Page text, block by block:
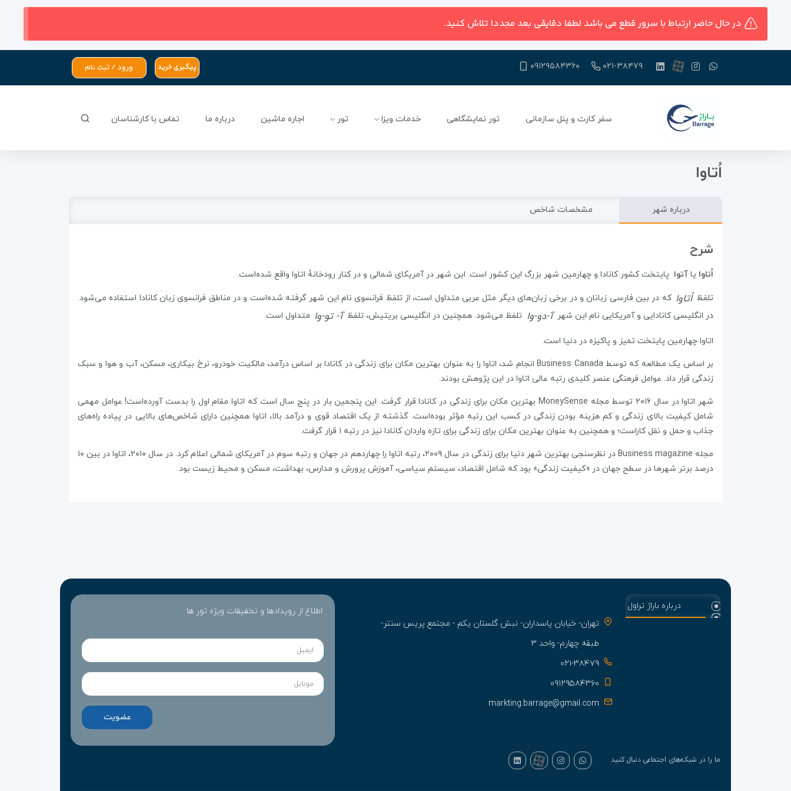
در حال حاضر ارتباط با سرور قطع می باشد لطفا دقایقی بعد مجددا تلاش کنید.
۰۲۱-۳۸۴۷۹ ۰۹۱۲۹۵۸۴۳۶۰ پیگیری خرید ورود / ثبت نام
سفر کارت و پنل سازمانی تور نمایشگاهی خدمات ویزا تور اجاره ماشین درباره ما تماس با کارشناسان
اُتاوا
درباره شهر مشخصات شاخص
شرح
اُتاوا یا آتوا پایتخت کشور کانادا و چهارمین شهر بزرگ این کشور است. این شهر در آمریکای شمالی و در کنار رودخانهٔ اتاوا واقع شده‌است.
تلفظ اُتاوا که در بین فارسی زبانان و در برخی زبان‌های دیگر مثل عربی متداول است، از تلفظ فرانسوی نام این شهر گرفته شده‌است و در مناطق فرانسوی زبان کانادا استفاده می‌شود.
در انگلیسی کانادایی و آمریکایی نام این شهر آ-دو-وا تلفظ می‌شود. همچنین در انگلیسی بریتیش، تلفظ آ- تو-وا متداول است.
اتاوا چهارمین پایتخت تمیز و پاکیزه در دنیا است.
بر اساس یک مطالعه که توسط Business Canada انجام شد، اتاوا را به عنوان بهترین مکان برای زندگی در کانادا بر اساس درآمد، مالکیت خودرو، نرخ بیکاری، مسکن، آب و هوا و سبک
زندگی قرار داد. عوامل فرهنگی عنصر کلیدی رتبه عالی اتاوا در این پژوهش بودند.
شهر اتاوا در سال ۲۰۱۶ توسط مجله MoneySense بهترین مکان برای زندگی در کانادا قرار گرفت. این پنجمین بار در پنج سال است که اتاوا مقام اول را بدست آورده‌است! عوامل مهمی
شامل کیفیت بالای زندگی و کم هزینه بودن زندگی در کسب این رتبه مؤثر بوده‌است. گذشته از یک اقتصاد قوی و درآمد بالا، اتاوا همچنین دارای شاخص‌های بالایی در پیاده راه‌های
جذاب و حمل و نقل کاراست؛ و همچنین به عنوان بهترین مکان برای زندگی برای تازه واردان کانادا نیز در رتبه ۱ قرار گرفت.
مجله Business magazine در نظرسنجی بهترین شهر دنیا برای زندگی در سال ۲۰۰۹، رتبه اتاوا را چهاردهم در جهان و رتبه سوم در آمریکای شمالی اعلام کرد. در سال ۲۰۱۰، اتاوا در بین ۱۰
درصد برتر شهرها در سطح جهان در «کیفیت زندگی» بود که شامل اقتصاد، سیستم سیاسی، آموزش پرورش و مدارس، بهداشت، مسکن و محیط زیست بود.
درباره باراژ تراول
تهران- خیابان پاسداران- نبش گلستان یکم - مجتمع پریس سنتر-
طبقه چهارم- واحد ۳
۰۲۱-۳۸۴۷۹
۰۹۱۲۹۵۸۴۳۶۰
markting.barrage@gmail.com
اطلاع از رویدادها و تخفیفات ویژه تور ها
ما را در شبکه‌های اجتماعی دنبال کنید